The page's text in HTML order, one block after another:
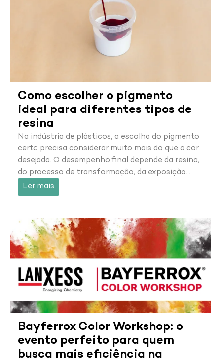
Como escolher o pigmento
ideal para diferentes tipos de
resina
Na indústria de plásticos, a escolha do pigmento
certo precisa considerar muito mais do que a cor
desejada. O desempenho final depende da resina,
do processo de transformação, da exposição…
Ler mais
Bayferrox Color Workshop: o
evento perfeito para quem
busca mais eficiência na